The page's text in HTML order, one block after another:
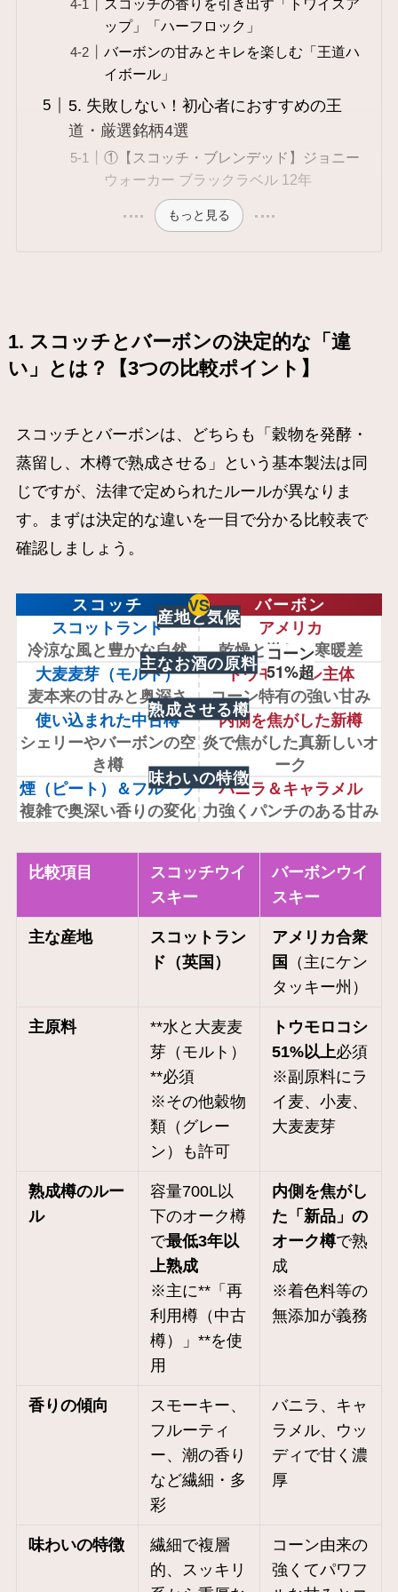
スコッチの香りを引き出す「トワイスア
ップ」「ハーフロック」
バーボンの甘みとキレを楽しむ「王道ハ
イボール」
5. 失敗しない！初心者におすすめの王
道・厳選銘柄4選
①【スコッチ・ブレンデッド】ジョニー
ウォーカー ブラックラベル 12年
もっと見る
1. スコッチとバーボンの決定的な「違
い」とは？【3つの比較ポイント】
スコッチとバーボンは、どちらも「穀物を発酵・
蒸留し、木樽で熟成させる」という基本製法は同
じですが、法律で定められたルールが異なりま
す。まずは決定的な違いを一目で分かる比較表で
確認しましょう。
スコッチ VS バーボン
産地と気候
スコットランド
冷涼な風と豊かな自然
アメリカ
乾燥と激しい寒暖差
主なお酒の原料
大麦麦芽（モルト）
麦本来の甘みと奥深さ
コーン
51%超
トウモロコシ主体
コーン特有の強い甘み
熟成させる樽
使い込まれた中古樽
シェリーやバーボンの空
き樽
内側を焦がした新樽
炎で焦がした真新しいオ
ーク
味わいの特徴
煙（ピート）＆フルーツ
複雑で奥深い香りの変化
バニラ＆キャラメル
力強くパンチのある甘み
比較項目
スコッチウイ
スキー
バーボンウイ
スキー
主な産地
スコットラン
ド（英国）
アメリカ合衆
国
（主にケン
タッキー州）
主原料
**水と大麦麦
芽（モルト）
**必須
※その他穀物
類（グレー
ン）も許可
トウモロコシ
51%以上必須
※副原料にラ
イ麦、小麦、
大麦麦芽
熟成樽のルー
ル
容量700L以
下のオーク樽
で最低3年以
上熟成
※主に**「再
利用樽（中古
樽）」**を使
用
内側を焦がし
た「新品」の
オーク樽で熟
成
※着色料等の
無添加が義務
香りの傾向
スモーキー、
フルーティ
ー、潮の香り
など繊細・多
彩
バニラ、キャ
ラメル、ウッ
ディで甘く濃
厚
味わいの特徴
繊細で複層
的、スッキリ
コーン由来の
強くてパワフ